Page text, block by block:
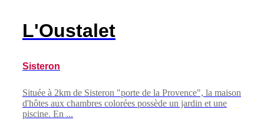
L'Oustalet
Sisteron
Située à 2km de Sisteron "porte de la Provence", la maison
d'hôtes aux chambres colorées possède un jardin et une
piscine. En ...